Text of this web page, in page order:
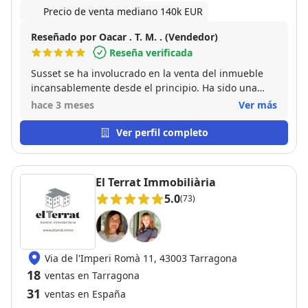
Precio de venta mediano 140k EUR
Reseñado por Oacar . T. M. . (Vendedor)
Reseña verificada
Susset se ha involucrado en la venta del inmueble
incansablemente desde el principio. Ha sido una
venta en la que yo no he tenido que hacer mucho ya
hace 3 meses Ver más
Ver perfil completo
El Terrat Immobiliària
5.0(73)
Via de l'Imperi Romà 11, 43003 Tarragona
18 ventas en Tarragona
31 ventas en España